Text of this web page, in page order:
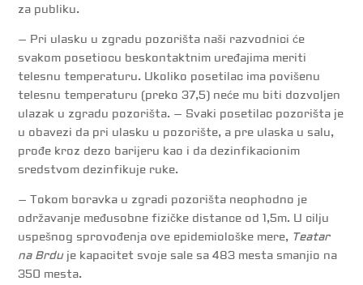
za publiku.
– Pri ulasku u zgradu pozorišta naši razvodnici će
svakom posetiocu beskontaktnim uređajima meriti
telesnu temperaturu. Ukoliko posetilac ima povišenu
telesnu temperaturu (preko 37,5) neće mu biti dozvoljen
ulazak u zgradu pozorišta. – Svaki posetilac pozorišta je
u obavezi da pri ulasku u pozorište, a pre ulaska u salu,
prođe kroz dezo barijeru kao i da dezinfikacionim
sredstvom dezinfikuje ruke.
– Tokom boravka u zgradi pozorišta neophodno je
održavanje međusobne fizičke distance od 1,5m. U cilju
uspešnog sprovođenja ove epidemiološke mere, Teatar
na Brduje kapacitet svoje sale sa 483 mesta smanjio na
350 mesta.